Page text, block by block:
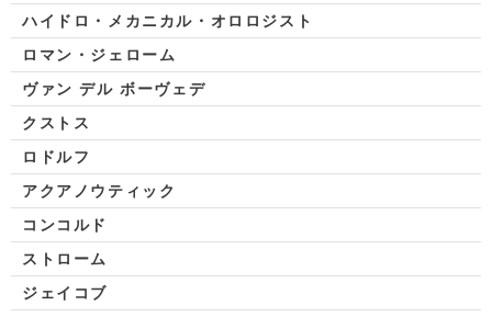
ハイドロ・メカニカル・オロロジスト
ロマン・ジェローム
ヴァン デル ボーヴェデ
クストス
ロドルフ
アクアノウティック
コンコルド
ストローム
ジェイコブ